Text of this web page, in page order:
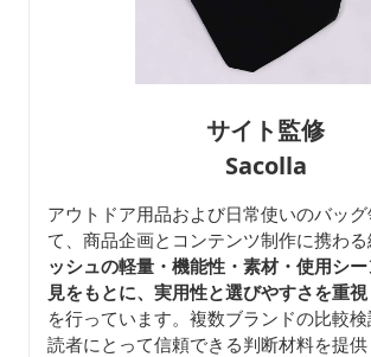
サイト監修
Sacolla
アウトドア用品および日常使いのバッ
て、商品企画とコンテンツ制作に携わる
ッシュの軽量・機能性・素材・使用シ
見をもとに、実用性と選びやすさを重視
を行っています。複数ブランドの比較検
読者にとって信頼できる判断材料を提供